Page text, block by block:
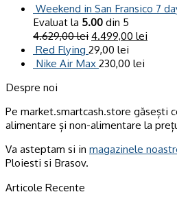
Weekend in San Fransico 7
Evaluat la 5.00 din 5
4.629,00lei 4.499,00 lei
Red Flying 29,00 lei
Nike Air Max 230,00 lei
Despre noi
Pe market.smartcash.store găsești
alimentare și non-alimentare la
Va asteptam si in magazinele
Ploiesti si Brasov.
Articole Recente